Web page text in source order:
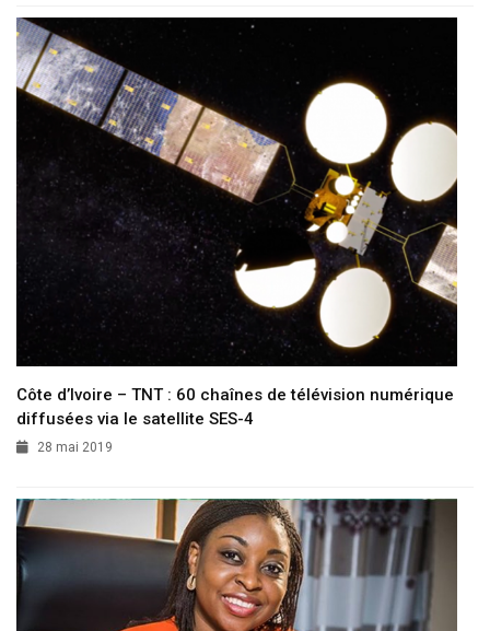
Côte d’Ivoire – TNT : 60 chaînes de télévision numérique
diffusées via le satellite SES-4
28 mai 2019